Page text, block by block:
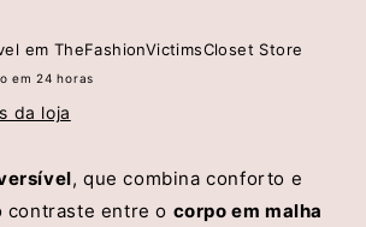
em TheFashionVictimsCloset Store
em 24 horas
da loja
, que combina conforto e
contraste entre o corpo em malha